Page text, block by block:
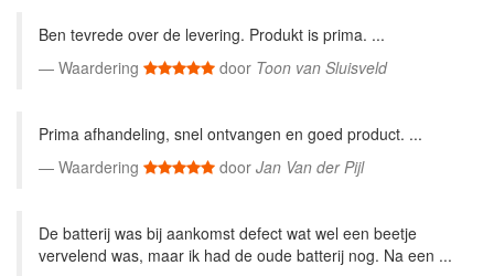
Ben tevrede over de levering. Produkt is prima. ...
Waardering
door Toon van Sluisveld
Prima afhandeling, snel ontvangen en goed product. ...
Waardering
door Jan Van der Pijl
De batterij was bij aankomst defect wat wel een beetje
vervelend was, maar ik had de oude batterij nog. Na een ...